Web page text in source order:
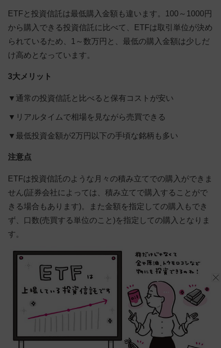
ETFと投資信託は最低購入金額も違います。100～1000円
から購入できる投資信託に比べて、ETFは取引単位が決め
られているため、1～数万円と、最低の購入金額は少しだ
け高めとなっています。
3大メリット
▼ 通常の投資信託と比べると保有コストが安い
▼ リアルタイムで相場を見ながら売買できる
▼ 最低投資金額が2万円以下の手頃な銘柄も多い
注意点
ETFは投資信託のような月々の積み立てでの購入ができま
せん(証券会社によっては、積み立てで購入することがで
きる場合もあります)。また金額を指定しての購入もでき
ず、口数(売買する単位のこと)を指定しての購入となりま
す。